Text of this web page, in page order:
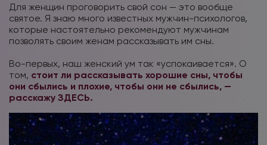
Для женщин проговорить свой сон — это вообще
святое. Я знаю много известных мужчин-психологов,
которые настоятельно рекомендуют мужчинам
позволять своим женам рассказывать им сны.
Во-первых, наш женский ум так «успокаивается». О
том, стоит ли рассказывать хорошие сны, чтобы
они сбылись и плохие, чтобы они не сбылись, —
расскажу ЗДЕСЬ.